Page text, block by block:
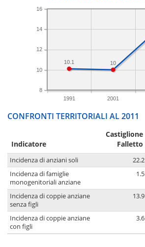
1991 2001
8
10
12
14
16
10
10.1
CONFRONTI TERRITORIALI AL 2011
Indicatore
Castiglione
Falletto
Incidenza di anziani soli 22.2
Incidenza di famiglie
monogenitoriali anziane
1.5
Incidenza di coppie anziane
senza figli
13.9
Incidenza di coppie anziane
con figli
3.6